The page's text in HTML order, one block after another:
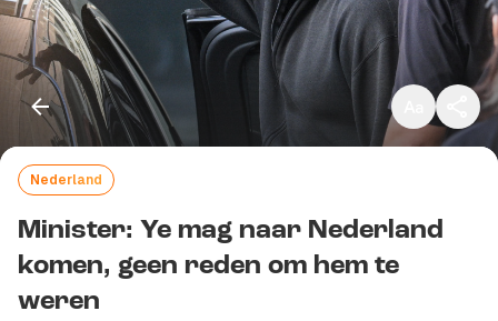
Klein
Standaard
Groot
Nederland
Minister: Ye mag naar Nederland
komen, geen reden om hem te
weren